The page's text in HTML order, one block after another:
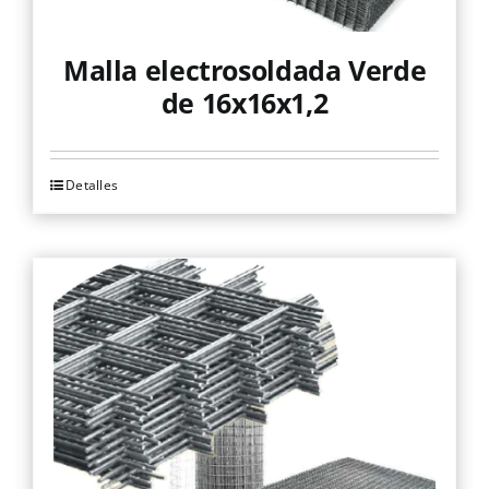
Malla electrosoldada Verde
de 16x16x1,2
Este
producto
tiene
múltiples
variantes.
Las
opciones
se
pueden
elegir
Detalles